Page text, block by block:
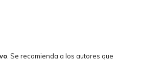
. Se recomienda a los autores que